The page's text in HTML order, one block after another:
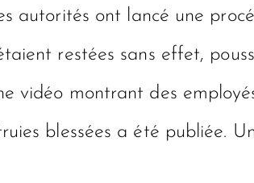
autorités ont lancé une
restées sans effet,
vidéo montrant des
blessées a été publiée.